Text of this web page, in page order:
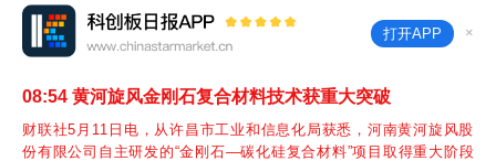
打开APP ×
08:54 黄河旋风金刚石复合材料技术获重大突破
财联社5月11日电，从许昌市工业和信息化局获悉，河南黄河旋风股
份有限公司自主研发的“金刚石—碳化硅复合材料”项目取得重大阶段